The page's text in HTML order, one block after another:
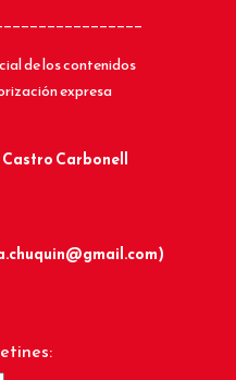
de los contenidos
expresa
Castro Carbonell